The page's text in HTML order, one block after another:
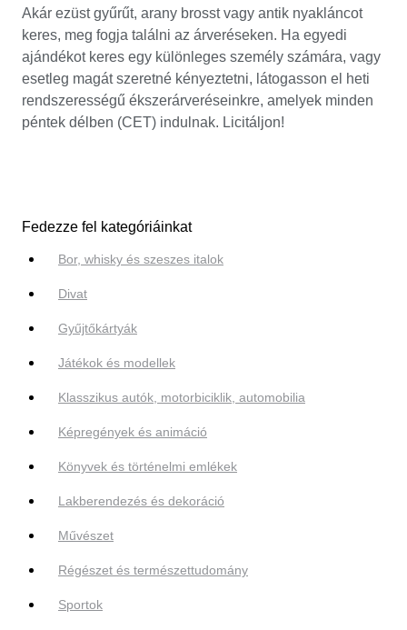
Akár ezüst gyűrűt, arany brosst vagy antik nyakláncot
keres, meg fogja találni az árveréseken. Ha egyedi
ajándékot keres egy különleges személy számára, vagy
esetleg magát szeretné kényeztetni, látogasson el heti
rendszerességű ékszerárveréseinkre, amelyek minden
péntek délben (CET) indulnak. Licitáljon!
Fedezze fel kategóriáinkat
Bor, whisky és szeszes italok
Divat
Gyűjtőkártyák
Játékok és modellek
Klasszikus autók, motorbiciklik, automobilia
Képregények és animáció
Könyvek és történelmi emlékek
Lakberendezés és dekoráció
Művészet
Régészet és természettudomány
Sportok